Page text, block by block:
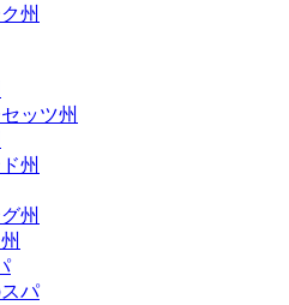
州
ッツ州
州
州
パ